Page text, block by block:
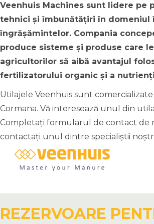
Veenhuis Machines sunt lidere pe
tehnici și îmbunătățiri în domeniul
îngrășămintelor. Compania
produce sisteme și produse care
agricultorilor să aibă avantajul
fertilizatorului organic și a
Utilajele Veenhuis sunt
Cormana. Vă interesează unul din
Completați formularul de contact de
contactați unul dintre specialiștii
REZERVOARE